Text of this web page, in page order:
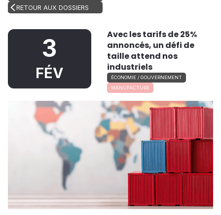
RETOUR AUX DOSSIERS
3
FÉV
Avec les tarifs de 25%
annoncés, un défi de
taille attend nos
industriels
MANUFACTURE
ÉCONOMIE / GOUVERNEMENT